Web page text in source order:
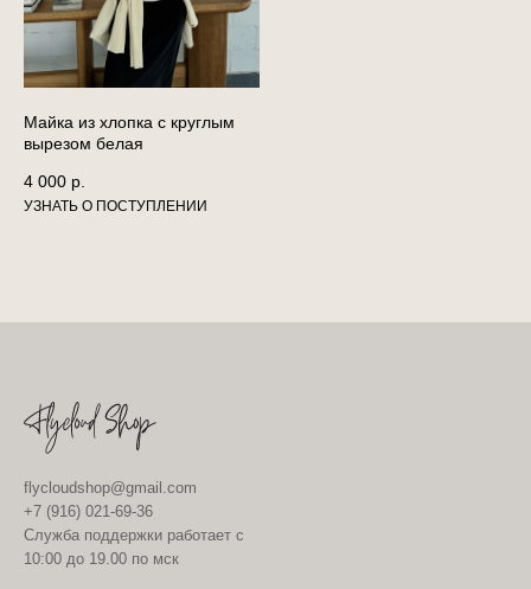
Майка из хлопка с круглым
вырезом белая
4 000 р.
flycloudshop@gmail.com
+7 (916) 021-69-36
Служба поддержки работает с
10:00 до 19.00 по мск